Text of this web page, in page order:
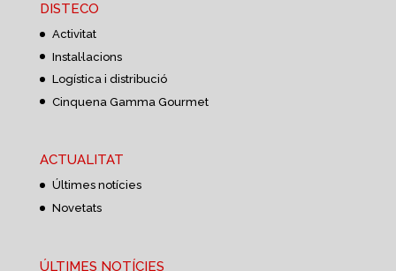
DISTECO
Activitat
Instal·lacions
Logística i distribució
Cinquena Gamma Gourmet
ACTUALITAT
Últimes notícies
Novetats
ÚLTIMES NOTÍCIES